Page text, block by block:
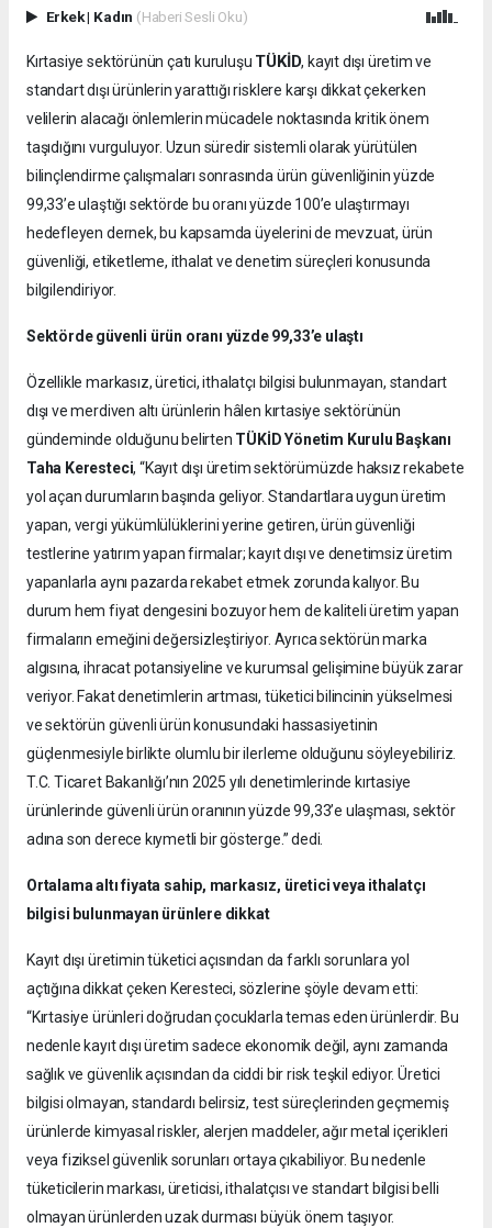
Erkek| Kadın (Haberi Sesli Oku)
Kırtasiye sektörünün çatı kuruluşu TÜKİD, kayıt dışı üretim ve
standart dışı ürünlerin yarattığı risklere karşı dikkat çekerken
velilerin alacağı önlemlerin mücadele noktasında kritik önem
taşıdığını vurguluyor. Uzun süredir sistemli olarak yürütülen
bilinçlendirme çalışmaları sonrasında ürün güvenliğinin yüzde
99,33’e ulaştığı sektörde bu oranı yüzde 100’e ulaştırmayı
hedefleyen dernek, bu kapsamda üyelerini de mevzuat, ürün
güvenliği, etiketleme, ithalat ve denetim süreçleri konusunda
bilgilendiriyor.
Sektörde güvenli ürün oranı yüzde 99,33’e ulaştı
Özellikle markasız, üretici, ithalatçı bilgisi bulunmayan, standart
dışı ve merdiven altı ürünlerin hâlen kırtasiye sektörünün
gündeminde olduğunu belirten TÜKİD Yönetim Kurulu Başkanı
Taha Keresteci, “Kayıt dışı üretim sektörümüzde haksız rekabete
yol açan durumların başında geliyor. Standartlara uygun üretim
yapan, vergi yükümlülüklerini yerine getiren, ürün güvenliği
testlerine yatırım yapan firmalar; kayıt dışı ve denetimsiz üretim
yapanlarla aynı pazarda rekabet etmek zorunda kalıyor. Bu
durum hem fiyat dengesini bozuyor hem de kaliteli üretim yapan
firmaların emeğini değersizleştiriyor. Ayrıca sektörün marka
algısına, ihracat potansiyeline ve kurumsal gelişimine büyük zarar
veriyor. Fakat denetimlerin artması, tüketici bilincinin yükselmesi
ve sektörün güvenli ürün konusundaki hassasiyetinin
güçlenmesiyle birlikte olumlu bir ilerleme olduğunu söyleyebiliriz.
T.C. Ticaret Bakanlığı’nın 2025 yılı denetimlerinde kırtasiye
ürünlerinde güvenli ürün oranının yüzde 99,33’e ulaşması, sektör
adına son derece kıymetli bir gösterge.” dedi.
Ortalama altı fiyata sahip, markasız, üretici veya ithalatçı
bilgisi bulunmayan ürünlere dikkat
Kayıt dışı üretimin tüketici açısından da farklı sorunlara yol
açtığına dikkat çeken Keresteci, sözlerine şöyle devam etti:
“Kırtasiye ürünleri doğrudan çocuklarla temas eden ürünlerdir. Bu
nedenle kayıt dışı üretim sadece ekonomik değil, aynı zamanda
sağlık ve güvenlik açısından da ciddi bir risk teşkil ediyor. Üretici
bilgisi olmayan, standardı belirsiz, test süreçlerinden geçmemiş
ürünlerde kimyasal riskler, alerjen maddeler, ağır metal içerikleri
veya fiziksel güvenlik sorunları ortaya çıkabiliyor. Bu nedenle
tüketicilerin markası, üreticisi, ithalatçısı ve standart bilgisi belli
olmayan ürünlerden uzak durması büyük önem taşıyor.